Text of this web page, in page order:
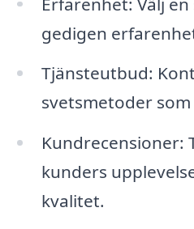
gedigen
Tjänsteutbud:
svetsmetoder
Kundrecensioner:
kunders
kvalitet.